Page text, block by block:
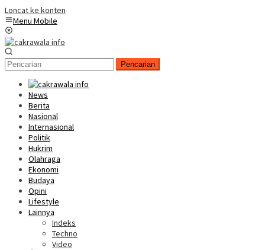
Loncat ke konten
Menu Mobile
Pencarian
News
Berita
Nasional
Internasional
Politik
Hukrim
Olahraga
Ekonomi
Budaya
Opini
Lifestyle
Lainnya
Indeks
Techno
Video